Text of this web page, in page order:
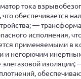
тока
обеспечивается
—
исполнения,
применяемыми в
и негорючим
изоляции;